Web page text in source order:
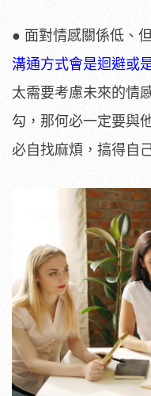
● 面對情感關係低、
溝通方式會是迴避或
太需要考慮未來的情
勾，那何必一定要與
必自找麻煩，搞得自